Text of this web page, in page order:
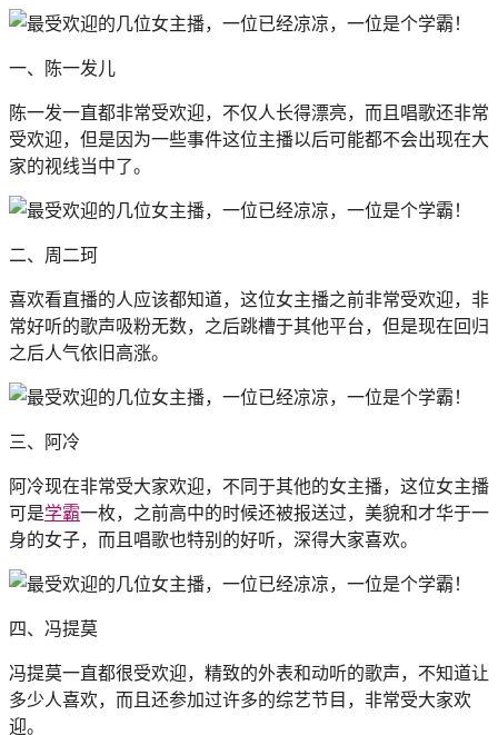
一、陈一发儿
陈一发一直都非常受欢迎，不仅人长得漂亮，而且唱歌还非常
受欢迎，但是因为一些事件这位主播以后可能都不会出现在大
家的视线当中了。
二、周二珂
喜欢看直播的人应该都知道，这位女主播之前非常受欢迎，非
常好听的歌声吸粉无数，之后跳槽于其他平台，但是现在回归
之后人气依旧高涨。
三、阿冷
阿冷现在非常受大家欢迎，不同于其他的女主播，这位女主播
可是学霸一枚，之前高中的时候还被报送过，美貌和才华于一
身的女子，而且唱歌也特别的好听，深得大家喜欢。
四、冯提莫
冯提莫一直都很受欢迎，精致的外表和动听的歌声，不知道让
多少人喜欢，而且还参加过许多的综艺节目，非常受大家欢
迎。